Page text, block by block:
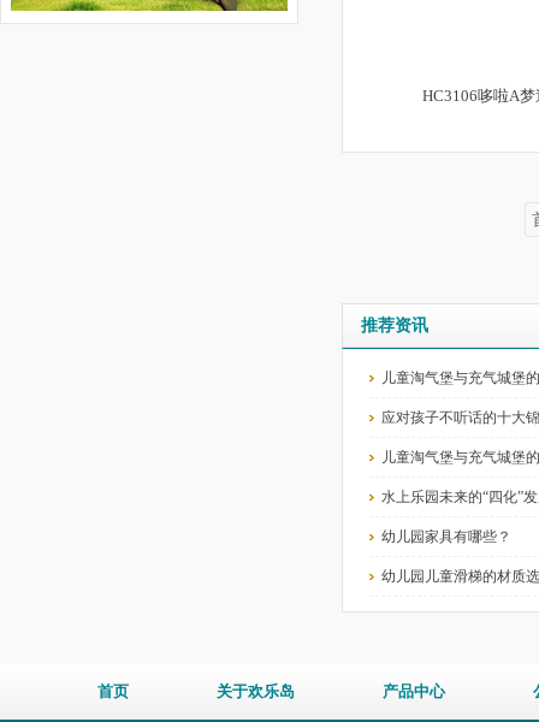
HC3106哆啦A
推荐资讯
儿童淘气堡与充气城堡
应对孩子不听话的十大
儿童淘气堡与充气城堡
水上乐园未来的“四化”
幼儿园家具有哪些？
幼儿园儿童滑梯的材质
首页 关于欢乐岛 产品中心